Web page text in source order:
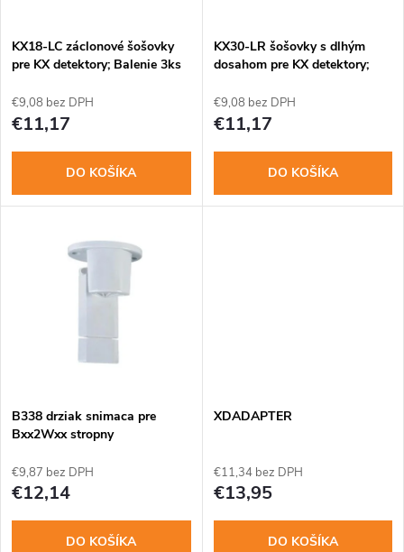
e
p
r
o
o
v
s
p
r
d
o
v
KX18-LC záclonové šošovky
pre KX detektory; Balenie 3ks
€9,08 bez DPH
€11,17
DO KOŠÍKA
KX30-LR šošovky s dlhým
dosahom pre KX detektory;
€9,08 bez DPH
€11,17
DO KOŠÍKA
B338 drziak snimaca pre
Bxx2Wxx stropny
€9,87 bez DPH
€12,14
DO KOŠÍKA
XDADAPTER
€11,34 bez DPH
€13,95
DO KOŠÍKA